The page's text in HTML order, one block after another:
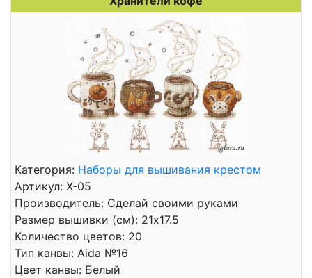
Категория: Наборы для вышивания крестом
Артикул: Х-05
Производитель: Сделай своими руками
Размер вышивки (см): 21x17.5
Количество цветов: 20
Тип канвы: Aida №16
Цвет канвы: Белый